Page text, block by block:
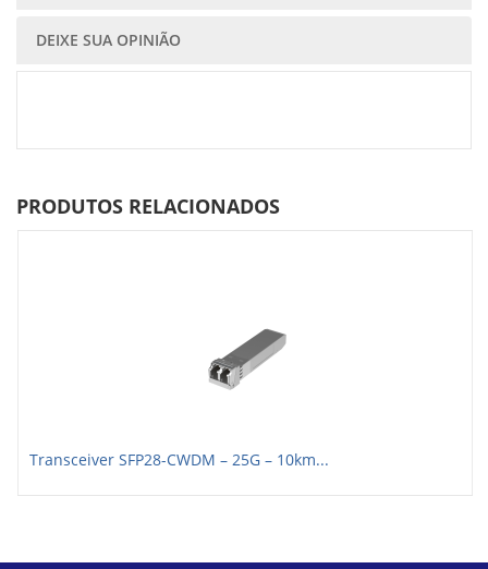
DEIXE SUA OPINIÃO
PRODUTOS RELACIONADOS
Transceiver SFP28-CWDM – 25G – 10km...